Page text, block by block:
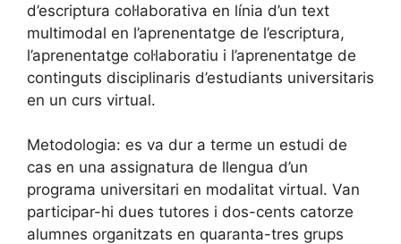
d’escriptura col·laborativa en línia d’un text
multimodal en l’aprenentatge de l’escriptura,
l’aprenentatge col·laboratiu i l’aprenentatge de
continguts disciplinaris d’estudiants universitaris
en un curs virtual.
Metodologia: es va dur a terme un estudi de
cas en una assignatura de llengua d’un
programa universitari en modalitat virtual. Van
participar-hi dues tutores i dos-cents catorze
alumnes organitzats en quaranta-tres grups